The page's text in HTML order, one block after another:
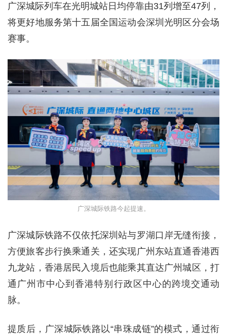
广深城际列车在光明城站日均停靠由31列增至47列，
将更好地服务第十五届全国运动会深圳光明区分会场
赛事。
广深城际铁路今起提速。
广深城际铁路不仅依托深圳站与罗湖口岸无缝衔接，
方便旅客步行换乘通关，还实现广州东站直通香港西
九龙站，香港居民入境后也能乘其直达广州城区，打
通广州市中心到香港特别行政区中心的跨境交通动
脉。
提质后，广深城际铁路以“串珠成链”的模式，通过衔